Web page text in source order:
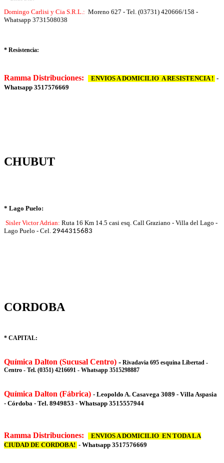
Domingo Carlisi y Cia S.R.L.: Moreno 627 - Tel. (03731) 420666/158 -
Whatsapp 3731508038
* Resistencia:
Ramma Distribuciones: ENVIOS A DOMICILIO A RESISTENCIA ! -
Whatsapp 3517576669
CHUBUT
* Lago Puelo:
Sisler Victor Adrian: Ruta 16 Km 14.5 casi esq. Call Graziano - Villa del Lago -
Lago Puelo - Cel. 2944315683
CORDOBA
* CAPITAL:
Química Dalton (Sucusal Centro) - Rivadavia 695 esquina Libertad -
Centro - Tel. (0351) 4216691 - Whatsapp 3515298887
Química Dalton (Fábrica) - Leopoldo A. Casavega 3089 - Villa Aspasia
- Córdoba - Tel. 8949853 - Whatsapp 3515557944
Ramma Distribuciones:
ENVIOS A DOMICILIO EN TODA LA
CIUDAD DE CORDOBA! - Whatsapp 3517576669